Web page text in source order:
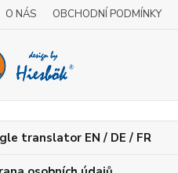
O NÁS OBCHODNÍ PODMÍNKY
translator EN / DE / FR